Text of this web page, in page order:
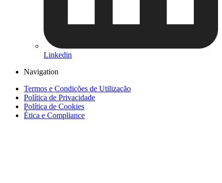
Linkedin
Navigation
Termos e Condições de Utilização
Política de Privacidade
Política de Cookies
Ética e Compliance